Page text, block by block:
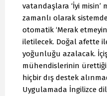
vatandaşlara ‘İyi misin’
zamanlı olarak
otomatik ‘Merak
iletilecek. Doğal afette
yoğunluğu azalacak.
mühendislerinin
hiçbir dış destek
Uygulamada İngilizce